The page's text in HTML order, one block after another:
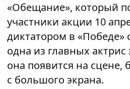
«Обещание», который
участники акции 10
диктатором в «Победе»
одна из главных
она появится на сцене,
с большого экрана.